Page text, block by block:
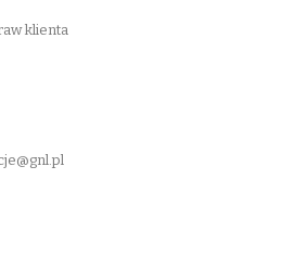
klienta